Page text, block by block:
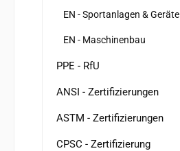
EN - Sportanlagen & Geräte
EN - Maschinenbau
PPE - RfU
ANSI - Zertifizierungen
ASTM - Zertifizierungen
CPSC - Zertifizierung